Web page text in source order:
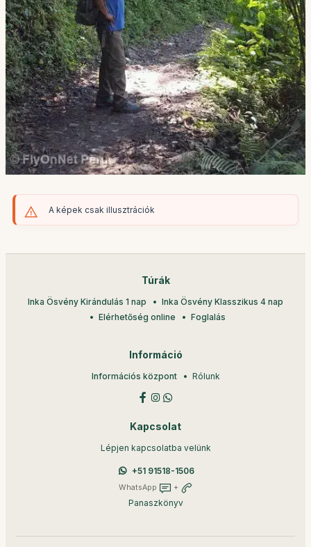
A képek csak illusztrációk
Túrák
Inka Ösvény Kirándulás 1 nap
Inka Ösvény Klasszikus 4 nap
Elérhetőség online
Foglalás
Információ
Információs központ Rólunk
Kapcsolat
Lépjen kapcsolatba velünk
+51 91518-1506
WhatsApp +
Panaszkönyv